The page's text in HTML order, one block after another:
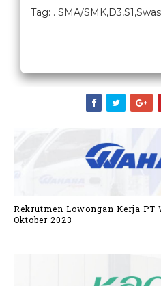
Tag: . SMA/
Rekrutmen Lowongan Kerja
Oktober 2023